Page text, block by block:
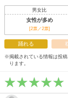
男女比
女性が多め
[2票／2票]
踊れる
※掲載されている情報は投
ります。